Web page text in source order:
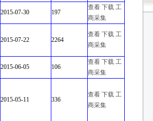
2015-07-30 197
查看 下载 工
商采集
2015-07-22 2264
查看 下载 工
商采集
2015-06-05 106
查看 下载 工
商采集
2015-05-11 336
查看 下载 工
商采集